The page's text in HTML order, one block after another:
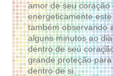
amor de seu
energeticamente
também observando
alguns minutos ao
dentro de seu
grande proteção
dentro de si.